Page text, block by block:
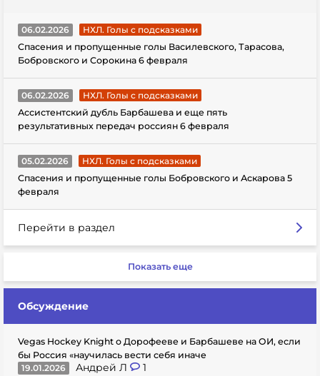
06.02.2026
НХЛ. Голы с подсказками
Спасения и пропущенные голы Василевского, Тарасова,
Бобровского и Сорокина 6 февраля
06.02.2026
НХЛ. Голы с подсказками
Ассистентский дубль Барбашева и еще пять
результативных передач россиян 6 февраля
05.02.2026
НХЛ. Голы с подсказками
Спасения и пропущенные голы Бобровского и Аскарова 5
февраля
Перейти в раздел
Показать еще
Обсуждение
Vegas Hockey Knight о Дорофееве и Барбашеве на ОИ, если
бы Россия «научилась вести себя иначе
19.01.2026
Андрей Л 1